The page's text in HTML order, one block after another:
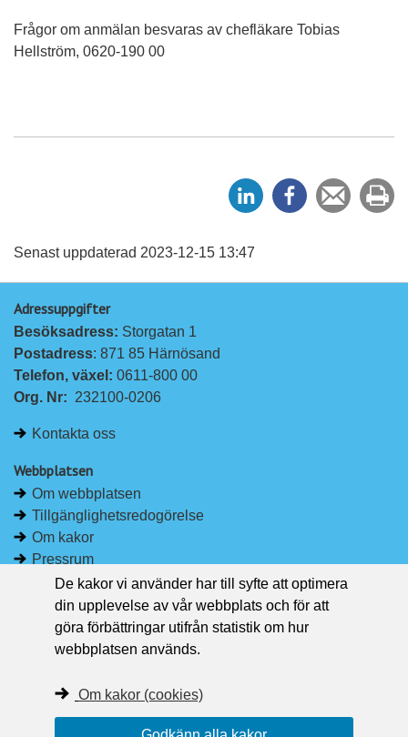
Frågor om anmälan besvaras av chefläkare Tobias
Hellström, 0620-190 00
e
e
Tipsa
en
ut
Senast uppdaterad 2023-12-15 13:47
Adressuppgifter
Besöksadress: Storgatan 1
Postadress: 871 85 Härnösand
Telefon, växel: 0611-800 00
Org. Nr: 232100-0206
Kontakta oss
Webbplatsen
Om webbplatsen
Tillgänglighetsredogörelse
Om kakor
Pressrum
Håll dig uppdaterad
Följ Region Västernorrland på Facebook
Region Västernorrland i sociala medier
De kakor vi använder har till syfte att optimera
din upplevelse av vår webbplats och för att
göra förbättringar utifrån statistik om hur
webbplatsen används.
Om kakor (cookies)